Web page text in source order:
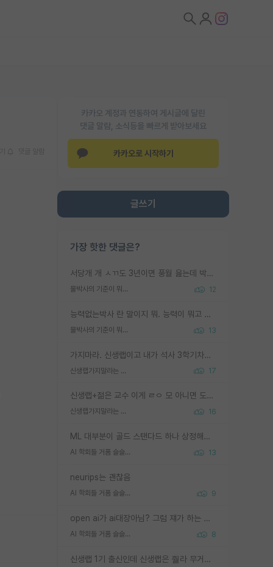
카카오 계정과 연동하여 게시글에 달린
댓글 알람, 소식등을 빠르게 받아보세요
카카오로 시작하기
글쓰기
가장 핫한 댓글은?
서당개 개 ㅅㄲ도 3년이면 풍월 읊는데 박사 5년 이상 대리고 있으면서 물된건 교수 탓 맞는ㄱ게 거기가 서당이 아니란 소리임
물박사의 기준이 뭐임? 12
능력없는박사 란 말이지 뭐. 능력이 뭐고 능력이 있다는게 뭔지는 사람마다 기준이 다르니까 얘기해봐야 서로 자기 기준만 얘기해서 논쟁이 끝이 안나고. 주위에서 능력있고 야심있는 신입생이 교수가 유의미한 피드백을 아예 안주면서 제대로된 과제에 참여해볼 기회도 제공하지 않고 잡일 뺑뺑이만 돌려서 맨날 단순작업만 하면서 밤새다가 눈빛이 점점 죽어가는걸 본 사람은 물박사는 교수탓이라고 하고, 교수는 이것저것 알려도 주고 기회도 주고 사수 동기 붙여주면서 어떻게든 끌고가려고 하는데 본인이 매일 뺀질거리면서 출근 하는둥마는둥 하다가 기껏 와서도 폰이나 쳐다보다가 실험 망치고 저녁약속있어서 먼저 가볼게요~ 하는걸 본 사람은 물박사는 본인탓이라고 함.
물박사의 기준이 뭐임? 13
가지마라. 신생랩이고 내가 석사 3학기차인데 최고참인데 나도 아무것도 모르는데 교수가 후배들 왜 논문 교육 안시키냐. 논문 왜 안 써오냐 닦달한다
신생랩가지말라는 이유가 있었구나 17
신생랩+젊은 교수 이게 ㄹㅇ 모 아니면 도인듯.
신생랩가지말라는 이유가 있었구나 16
ML 대부분이 골드 스탠다드 하나 상정해놓고 (벤치마크 데이터셋이 여러 개면 여러 개 상정) 그거 얼마나 잘 맞추나 싸움임 가끔 번뜩이는 설계 철학을 보여주는 논문들도 있지만 대부분 그거 성적 얼마나 더 올리느라에 혈안이 되어 있는 측면이 잇음
AI 학회들 거품 슬슬 지적이 나오네요 13
neurips는 괜찮음
AI 학회들 거품 슬슬 지적이 나오네요 9
open ai가 ai대장아님? 그럼 쟤가 하는 말이 다 맞겠네
AI 학회들 거품 슬슬 지적이 나오네요 8
신생랩 1기 출신인데 신생랩은 줠라 무거운 바벨 같은거임. 들면 대박인데 못들면 깔려 죽음. 아무도 알려주지 않는 환경에서 자생해야하지만, 일단 살아남았다면 그 어떤 사람보다 악착같고 생존력 높은 사람으로 거듭날 수 있음